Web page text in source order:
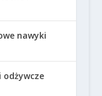
nawyki
odżywcze